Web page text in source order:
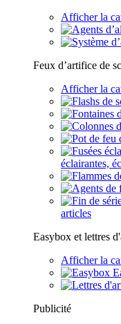
Afficher la
Feux d’artifice de
Afficher la
éclairantes,
articles
Easybox et lettres
Afficher la
Publicité